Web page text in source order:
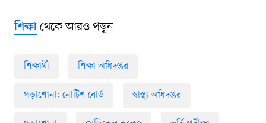
শিক্ষাথেকে আরও পড়ুন
শিক্ষার্থী শিক্ষা অধিদপ্তর
পড়াশোনা: নোটিশ বোর্ড স্বাস্থ্য অধিদপ্তর